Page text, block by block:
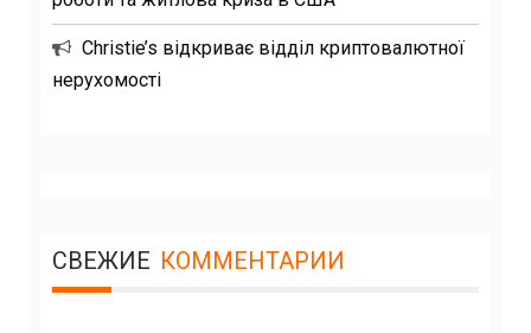
Christie’s відкриває відділ криптовалютної
нерухомості
СВЕЖИЕ КОММЕНТАРИИ